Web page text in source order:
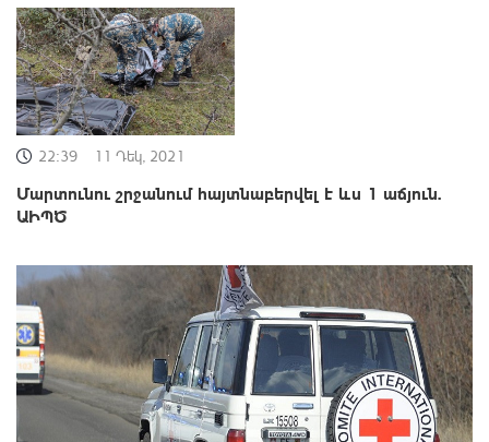
22:39 11 Դեկ, 2021
Մարտունու շրջանում հայտնաբերվել է ևս 1 աճյուն.
ԱԻՊԾ